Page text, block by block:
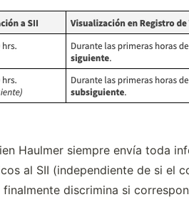
Haulmer siempre envía toda
al SII (independiente de si el
discrimina si